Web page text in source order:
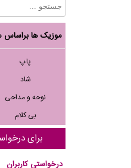
موزیک ها
پاپ
شاد
نوحه و مداحی
بی کلام
برای
درخواستی کاربران